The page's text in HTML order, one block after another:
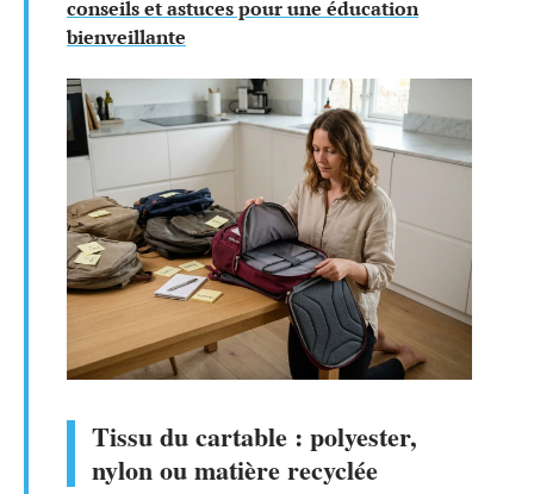
conseils et astuces pour une éducation
bienveillante
Tissu du cartable : polyester,
nylon ou matière recyclée